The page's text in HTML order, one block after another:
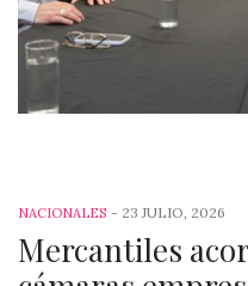
NACIONALES - 23 JULIO, 2026
Mercantiles